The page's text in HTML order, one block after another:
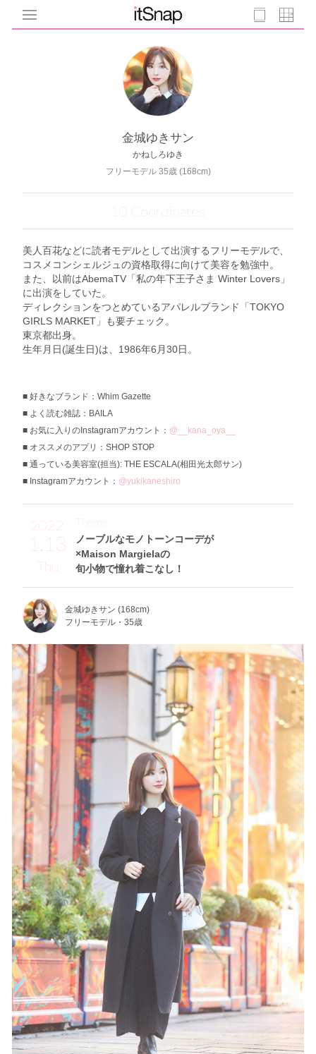
金城ゆきサン
かねしろゆき
フリーモデル 35歳 (168cm)
10 Coordinates
美人百花などに読者モデルとして出演するフリーモデルで、
コスメコンシェルジュの資格取得に向けて美容を勉強中。
また、以前はAbemaTV「私の年下王子さま Winter Lovers」
に出演をしていた。
ディレクションをつとめているアパレルブランド「TOKYO
GIRLS MARKET」も要チェック。
東京都出身。
生年月日(誕生日)は、1986年6月30日。
好きなブランド：Whim Gazette
よく読む雑誌：BAILA
お気に入りのInstagramアカウント： @__kana_oya__
オススメのアプリ：SHOP STOP
通っている美容室(担当): THE ESCALA(相田光太郎サン)
Instagramアカウント： @yukikaneshiro
1.13
Thu
ノーブルなモノトーンコーデが
×Maison Margielaの
旬小物で憧れ着こなし！
Theme
金城ゆきサン (168cm)
フリーモデル・35歳